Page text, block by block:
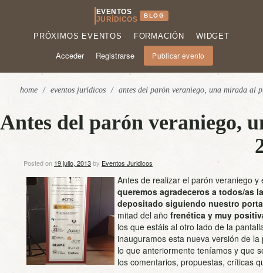
EVENTOS
JURÍDICOS
BLOG
PRÓXIMOS EVENTOS FORMACIÓN WIDGET
Acceder Registrarse Publicar evento
home / eventos jurídicos / antes del parón veraniego, una mirada al
Antes del parón veraniego,
Posted on 19 julio, 2013by Eventos Juridicos
Antes de realizar el parón veraniego
queremos agradeceros a todos/as
depositado siguiendo nuestro
mitad del año frenética y muy
los que estáis al otro lado de la
inauguramos esta nueva versión de
lo que anteriormente teníamos y que
los comentarios, propuestas, críticas